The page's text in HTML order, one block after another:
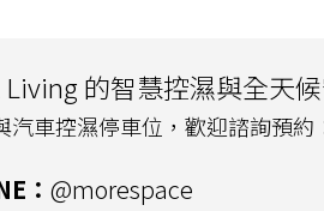
的智慧控濕與全天
車控濕停車位，歡迎諮詢預約
： @morespace